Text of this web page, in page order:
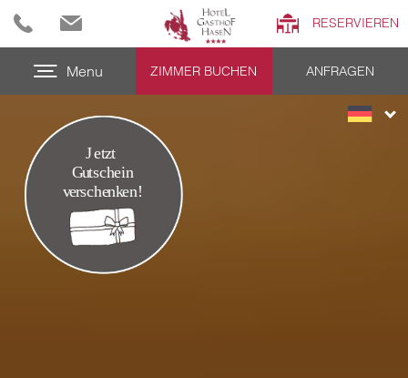
RESERVIEREN
Menu ZIMMER BUCHEN ANFRAGEN